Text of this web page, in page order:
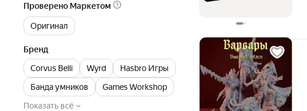
Проверено Маркетом
Оригинал
Бренд
Corvus Belli
Wyrd
Hasbro Игры
Банда умников
Games Workshop
Показать всё